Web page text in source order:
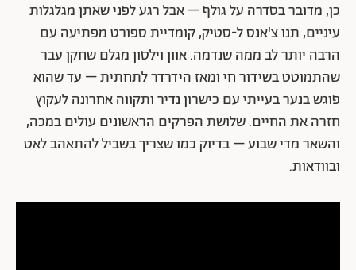
כן, מדובר בסדרה על גולף – אבל רגע לפני שאתן מגלגלות
עיניים, תנו צ'אנס ל-סטיק, קומדיית ספורט מפתיעה עם
הרבה יותר לב ממה שנדמה. אוון וילסון מגלם שחקן עבר
שהתמוטט בשידור חי ומאז הידרדר לתחתית – עד שהוא
פוגש בנער בעייתי עם כישרון נדיר ותקווה אחרונה לעקוץ
חזרה את החיים. שלושת הפרקים הראשונים עולים במכה,
והשאר מדי שבוע – בדיוק כמו שצריך בשביל להתאהב לאט
ובוודאות.